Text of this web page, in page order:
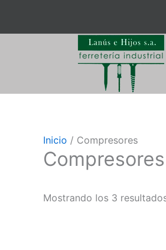
Inicio / Compresores
Compresores
Mostrando los 3